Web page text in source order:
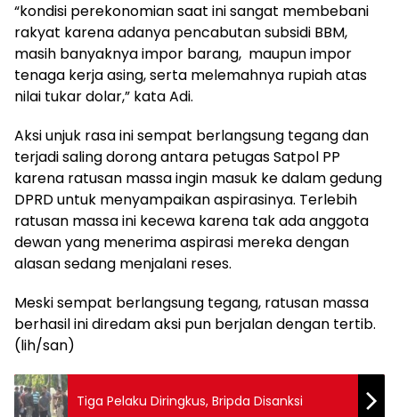
“kondisi perekonomian saat ini sangat membebani
rakyat karena adanya pencabutan subsidi BBM,
masih banyaknya impor barang, maupun impor
tenaga kerja asing, serta melemahnya rupiah atas
nilai tukar dolar,” kata Adi.
Aksi unjuk rasa ini sempat berlangsung tegang dan
terjadi saling dorong antara petugas Satpol PP
karena ratusan massa ingin masuk ke dalam gedung
DPRD untuk menyampaikan aspirasinya. Terlebih
ratusan massa ini kecewa karena tak ada anggota
dewan yang menerima aspirasi mereka dengan
alasan sedang menjalani reses.
Meski sempat berlangsung tegang, ratusan massa
berhasil ini diredam aksi pun berjalan dengan tertib.
(lih/san)
Tiga Pelaku Diringkus, Bripda Disanksi